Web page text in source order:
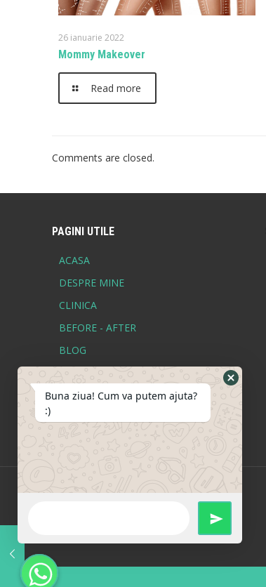
26 ianuarie 2022
Mommy Makeover
Read more
Comments are closed.
PAGINI UTILE
ACASA
DESPRE MINE
CLINICA
BEFORE - AFTER
BLOG
TERMENI SI CONDITII
Buna ziua! Cum va putem ajuta?
:)